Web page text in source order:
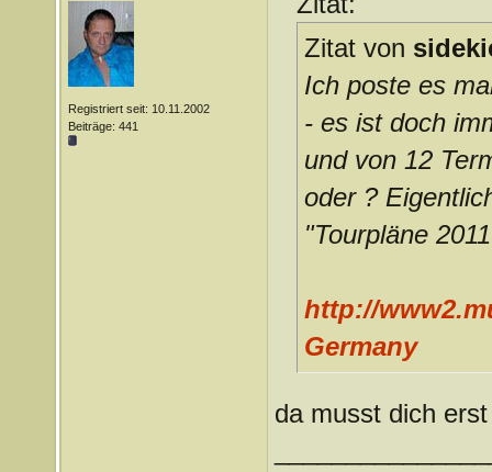
Registriert seit: 10.11.2002
Beiträge: 441
Zitat von
Ich poste es
- es ist doch
und von 12
oder ?
"Tourpläne
http://
Germany
da musst dich